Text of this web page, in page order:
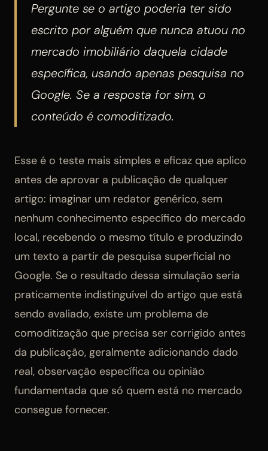
Pergunte se o artigo poderia ter sido
escrito por alguém que nunca atuou no
mercado imobiliário daquela cidade
específica, usando apenas pesquisa no
Google. Se a resposta for sim, o
conteúdo é comoditizado.
Esse é o teste mais simples e eficaz que aplico
antes de aprovar a publicação de qualquer
artigo: imaginar um redator genérico, sem
nenhum conhecimento específico do mercado
local, recebendo o mesmo título e produzindo
um texto a partir de pesquisa superficial no
Google. Se o resultado dessa simulação seria
praticamente indistinguível do artigo que está
sendo avaliado, existe um problema de
comoditização que precisa ser corrigido antes
da publicação, geralmente adicionando dado
real, observação específica ou opinião
fundamentada que só quem está no mercado
consegue fornecer.